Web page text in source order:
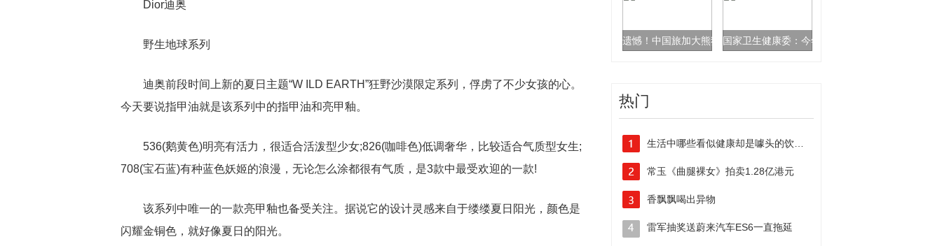
Dior迪奥
野生地球系列
迪奥前段时间上新的夏日主题“W ILD EARTH”狂野沙漠限定系列，俘虏了不少女孩的心。
今天要说指甲油就是该系列中的指甲油和亮甲釉。
536(鹅黄色)明亮有活力，很适合活泼型少女;826(咖啡色)低调奢华，比较适合气质型女生;
708(宝石蓝)有种蓝色妖姬的浪漫，无论怎么涂都很有气质，是3款中最受欢迎的一款!
该系列中唯一的一款亮甲釉也备受关注。据说它的设计灵感来自于缕缕夏日阳光，颜色是
闪耀金铜色，就好像夏日的阳光。
遗憾！中国旅加大熊猫“二顺”未能再次成功怀孕国家卫生健康委：今年将在567个县(市、区)试点
热门
常玉《曲腿裸女》拍卖1.28亿港元
刷新艺术家最高拍卖成交纪录
香飘飘喝出异物
超市和供货商却相互推卸责任
雷军抽奖送蔚来汽车ES6一直拖延